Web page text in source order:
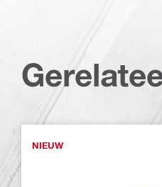
NIEUW